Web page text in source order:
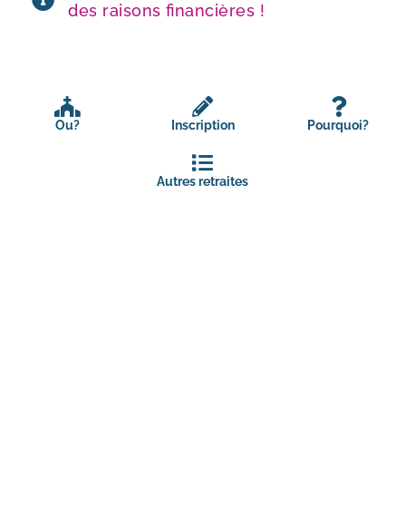
des raisons financières !
Ou? Inscription Pourquoi?
Autres retraites